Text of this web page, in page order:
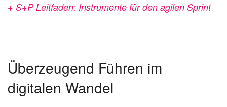
+ S+P Leitfaden: Instrumente für den agilen Sprint
Überzeugend Führen im
digitalen Wandel